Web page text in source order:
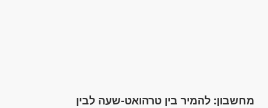
מחשבון: להמיר בין טרהואט-שעה לבין